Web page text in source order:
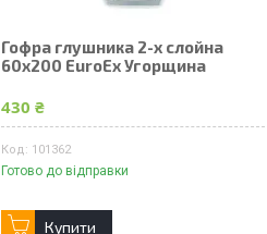
Гофра глушника 2-х слойна
60x200 EuroEx Угорщина
430 ₴
101362
Готово до відправки
Купити